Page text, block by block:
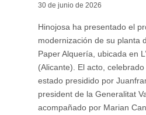
30 de junio de 2026
Hinojosa ha presentado el
modernización de su planta
Paper Alquería, ubicada en
(Alicante). El acto,
estado presidido por
president de la Generalitat
acompañado por Marian